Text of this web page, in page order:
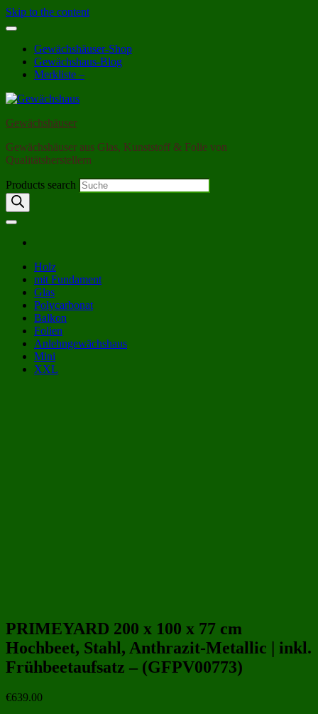
Skip to the content
Gewächshäuser-Shop
Gewächshaus-Blog
Merkliste –
Gewächshäuser
Gewächshäuser aus Glas, Kunststoff & Folie von
Qualitätsherstellern
Products search
Holz
mit Fundament
Glas
Polycarbonat
Balkon
Folien
Anlehngewächshaus
Mini
XXL
PRIMEYARD 200 x 100 x 77 cm
Hochbeet, Stahl, Anthrazit-Metallic | inkl.
Frühbeetaufsatz – (GFPV00773)
€639.00